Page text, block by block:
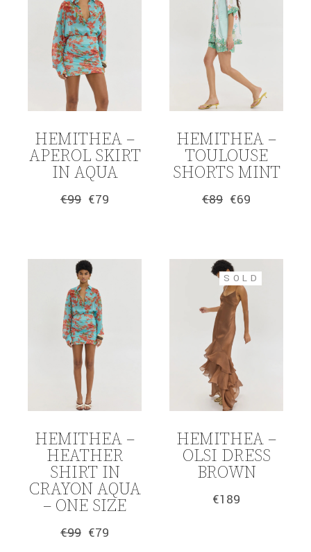
HEMITHEA –
APEROL SKIRT
IN AQUA
€99
Original
€79
Η
€79.
HEMITHEA –
TOULOUSE
SHORTS MINT
€89
Original
€69
Η
€69.
HEMITHEA –
HEATHER
SHIRT IN
CRAYON AQUA
– ONE SIZE
€99
Original
€79
Η
SOLD
HEMITHEA –
OLSI DRESS
BROWN
€189